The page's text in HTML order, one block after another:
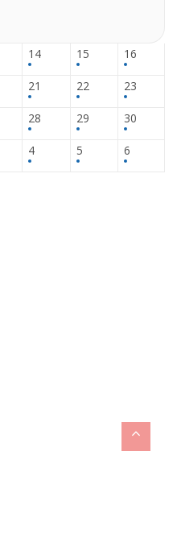
14 15 16
21 22 23
28 29 30
4 5 6